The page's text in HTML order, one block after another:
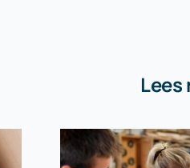
Lees